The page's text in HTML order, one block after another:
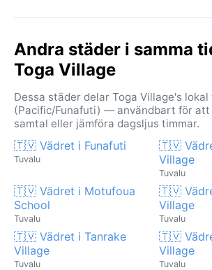
Andra städer i samma
Toga Village
Dessa städer delar Toga Village's lokal
(Pacific/Funafuti) — användbart för att
samtal eller jämföra dagsljus timmar.
🇹🇻 Vädret i Funafuti
Tuvalu
🇹🇻
Village
Tuvalu
🇹🇻 Vädret i Motufoua
School
Tuvalu
🇹🇻
Village
Tuvalu
🇹🇻 Vädret i Tanrake
Village
Tuvalu
🇹🇻
Village
Tuvalu